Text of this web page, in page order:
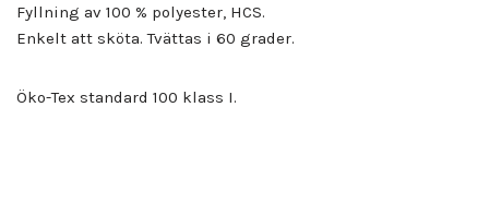
Fyllning av 100 % polyester, HCS.
Enkelt att sköta. Tvättas i 60 grader.
Öko-Tex standard 100 klass I.